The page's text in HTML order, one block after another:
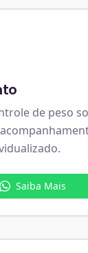
de peso
Saiba Mais